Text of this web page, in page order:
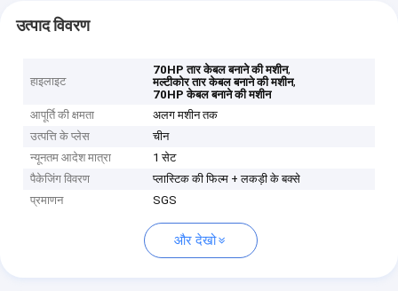
उत्पाद विवरण
हाइलाइट
70HP तार केबल बनाने की मशीन,
मल्टीकोर तार केबल बनाने की मशीन,
70HP केबल बनाने की मशीन
आपूर्ति की क्षमता
अलग मशीन तक
उत्पत्ति के प्लेस
चीन
न्यूनतम आदेश मात्रा
1 सेट
पैकेजिंग विवरण
प्लास्टिक की फिल्म + लकड़ी के बक्से
प्रमाणन
SGS
और देखो